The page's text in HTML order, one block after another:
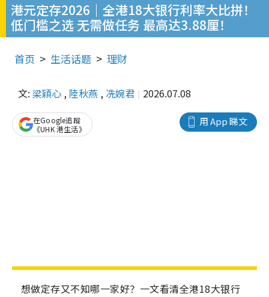
港元定存2026｜全港18大银行利率大比拼！
低门槛之选 无需做任务 最高达3.88厘！
首页 生活话题 理财
文: 梁穎心 , 陸秋燕 , 冼婉君 2026.07.08
用 App 睇文
在Google追蹤
《UHK 港生活》
想做定存又不知哪一家好？一文看清全港18大银行